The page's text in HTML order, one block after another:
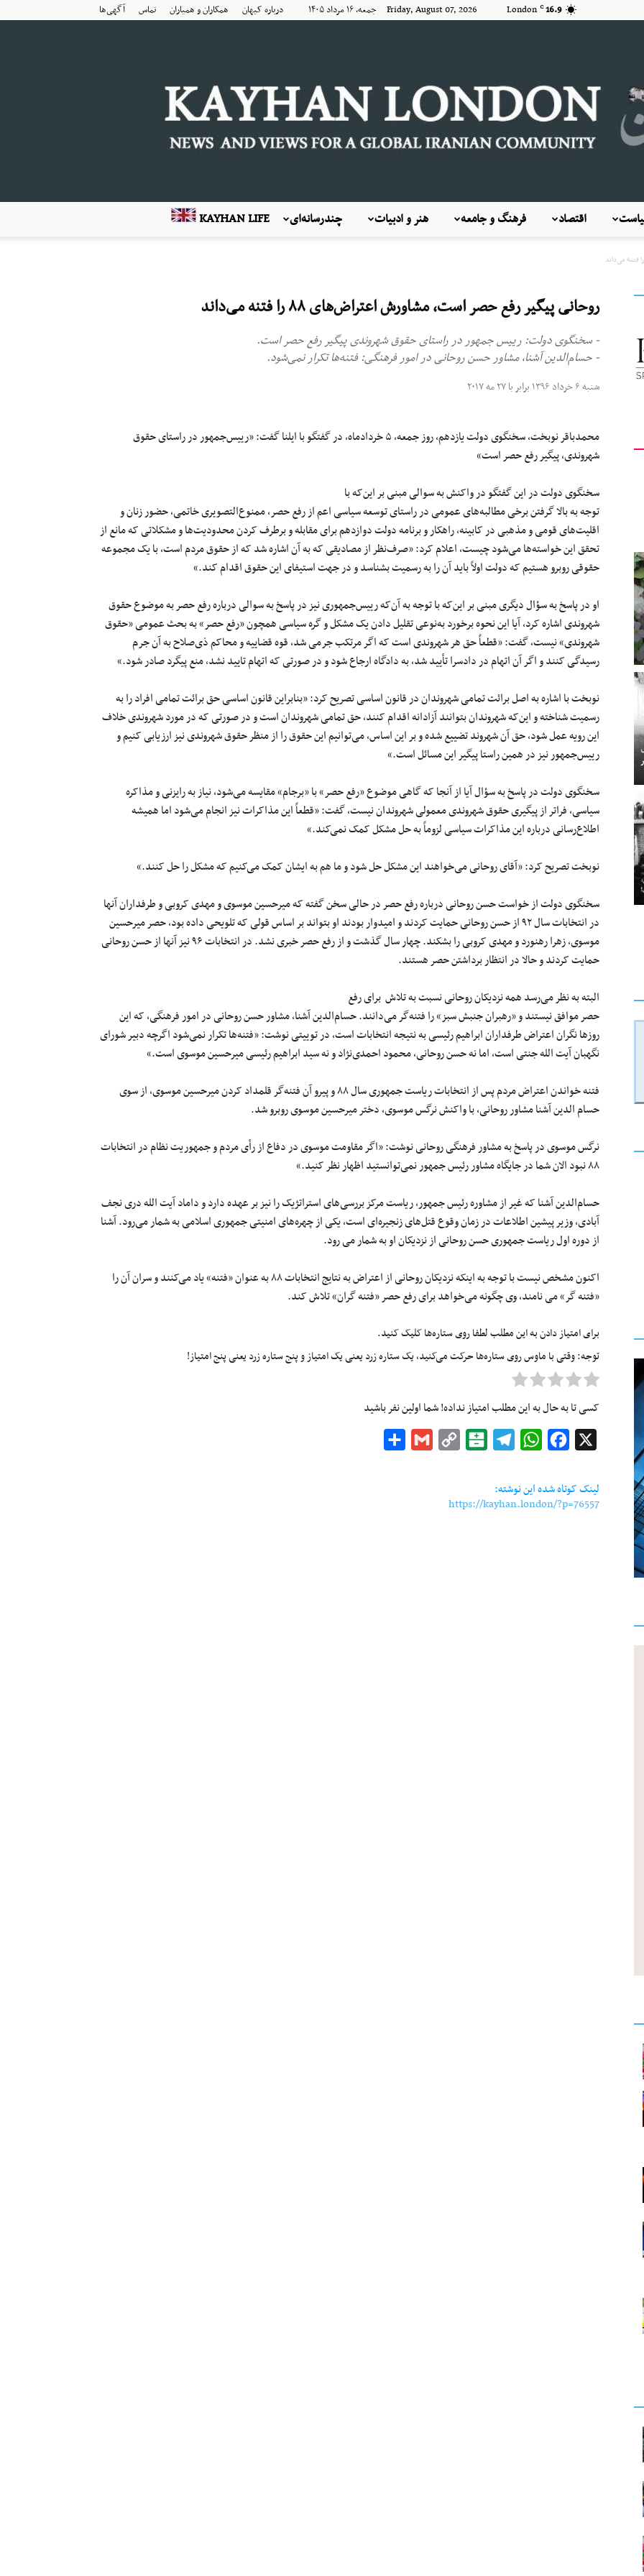
16.9
C
London Friday, August 07, 2026 جمعه, ۱۶ مرداد ۱۴۰۵ درباره کیهان همکاران و همیاران تماس آگهی‌ها
کیهان
لندن
KAYHAN LIFE چندرسانه‌ای هنر و ادبیات فرهنگ و جامعه اقتصاد
روحانی پیگیر رفع حصر است، مشاورش اعتراض‌های ۸۸ را فتنه می‌داند
- سخنگوی دولت: رییس‌ جمهور در راستای حقوق شهروندی پیگیر رفع حصر است.
- حسام‌الدین آشنا، مشاور حسن روحانی در امور فرهنگی: فتنه‌ها تکرار نمی‌شود.
شنبه ۶ خرداد ۱۳۹۶ برابر با ۲۷ مه ۲۰۱۷
محمدباقر نوبخت، سخنگوی دولتیازدهم
، روز جمعه، ۵ خردادماه، در گفتگو با ایلنا گفت: «رییس‌جمهور در راستای حقوق
شهروندی، پیگیر رفع حصر است»
سخنگوی دولت در این گفتگو در واکنش بهسوالیمبنی بر این‌کهبا
توجهبه بالا گرفتن برخی مطالبه‌های عمومی در راستای توسعه سیاسی اعم از رفع حصر، ممنوع‌التصویری خاتمی، حضور زنان و
اقلیت‌های قومی و مذهبی در کابینه، راهکار و برنامه دولتدوازدهمبرای مقابله و برطرف کردن محدودیت‌ها و مشکلاتی که مانع از
تحقق این خواسته‌ها می‌شود چیست، اعلام کرد: «صرف‌نظر از مصادیقی که به آن اشاره شد که از حقوق مردم است، بایکمجموعه
حقوقی روبرو هستیم که دولت اولاً باید آن را به رسمیت بشناسد و در جهت استیفای این حقوق اقدام کند.»
او در پاسخ بهسؤالدیگری مبنی بر این‌کهبا توجهبه آن‌که رییس‌جمهوری نیز در پاسخ بهسوالیدرباره رفع حصر به موضوع حقوق
شهروندی اشاره کرد، آیا این نحوه برخورد به‌نوعی تقلیل دادنیکمشکل و گره سیاسی همچون «رفع حصر» به بحث عمومی «حقوق
شهروندی» نیست، گفت: «قطعاً حق هر شهروندی است که اگر مرتکب جرمی شد، قوه قضاییه و محاکم ذی‌صلاح به آن جرم
رسیدگی کنند و اگر آن اتهام در دادسراتأییدشد، به دادگاه ارجاع شود ودر صورتیکهاتهامتاییدنشد، منع پیگرد صادر شود.»
نوبخت با اشاره به اصل برائت تمامی شهروندان در قانون اساسی تصریح کرد: «بنابراینقانون اساسی حق برائت تمامی افراد را به
رسمیت شناخته و این‌که شهروندان بتوانند آزادانه اقدام کنند، حق تمامی شهروندان است ودر صورتیکهدر موردشهروندی خلاف
این رویه عمل شود، حق آن شهروندتضییعشدهو بر این اساس، می‌توانیم این حقوق را از منظر حقوق شهروندی نیز ارزیابی کنیم و
رییس‌جمهور نیز در همین راستا پیگیر این مسائل است.»
سخنگوی دولت در پاسخ بهسؤالآیا ازآنجاکه گاهی موضوع «رفع حصر» با «برجام»‌ مقایسه می‌شود، نیاز به رایزنی و مذاکره
سیاسی، فراتر از پیگیری حقوق شهروندی معمولی شهروندان نیست، گفت: «قطعاً این مذاکرات نیز انجام می‌شود اما همیشه
اطلاع‌رسانی درباره این مذاکرات سیاسی لزوماً به حل مشکل کمک نمی‌کند.»
نوبخت تصریح کرد: «آقای روحانی می‌خواهند این مشکل حل شود و ما هم به ایشان کمک می‌کنیم که مشکل را حل کنند.»
سخنگوی دولت از خواست حسن روحانی درباره رفع حصر در حالی سخن گفته که میرحسین موسوی و مهدی کروبی و طرفداران آنها
در انتخابات سال۹۲از حسن روحانی حمایت کردند و امیدوار بودند او بتواند بر اساس قولی که تلویحی داده بود، حصر میرحسین
موسوی، زهرا رهنورد و مهدی کروبی را بشکند. چهار سال گذشت و از رفع حصر خبری نشد. در انتخابات ۹۶ نیز آنها از حسن روحانی
حمایت کردند و حالا در انتظار برداشتن حصر هستند.
البته به نظرمی‌رسدهمه نزدیکان روحانی نسبت به تلاش برای رفع
حصر موافق نیستند و «رهبران جنبش سبز» رافتنه‌گرمی‌دانند.حسام‌الدینآشنا، مشاور حسن روحانی در امور فرهنگی، که این
روزها نگران اعتراض طرفداران ابراهیم رئیسی به نتیجه انتخابات است، درتوییتینوشت: «فتنه‌ها تکرارنمی‌شوداگرچه دبیر شورای
نگهبانآیتاللهجنتی است، امانهحسن روحانی، محمود احمدی‌نژاد ونهسید ابراهیمرئیسی میرحسین موسوی است.»
فتنه خواندن اعتراض مردم پس از انتخابات ریاست جمهوری سال۸۸و پیرو آنفتنه‌گرقلمداد کردن میرحسین موسوی، از سوی
حسام الدین آشنا مشاور روحانی، با واکنش نرگس موسوی، دخترمیرحسینموسوی روبرو شد.
نرگس موسوی در پاسخ به مشاور فرهنگی روحانی نوشت: «اگر مقاومت موسوی در دفاع ازرأیمردم و جمهوریت نظام در انتخابات
۸۸نبود الان شما در جایگاه مشاوررئیسجمهورنمی‌توانستیداظهارنظرکنید.»
حسام‌الدینآشنا که غیر از مشاورهرئیسجمهور، ریاست مرکز بررسی‌های استراتژیک را نیز بر عهده دارد و دامادآیتاللهدرینجف
آبادی، وزیر پیشین اطلاعات در زمان وقوعقتل‌هایزنجیره‌ایاست، یکی ازچهره‌هایامنیتی جمهوری اسلامی به شمارمی‌رود. آشنا
از دورهاولریاست جمهوری حسن روحانی از نزدیکان او به شمار می رود.
اکنون مشخص نیست با توجه به اینکه نزدیکان روحانی از اعتراض به نتایج انتخابات۸۸بهعنوان«فتنه» یادمی‌کنند و سران آن را
«فتنه گر» می نامند، ویچگونهمی‌خواهدبرای رفع حصر «فتنه گران» تلاش کند.
برای امتیاز دادن به این مطلب لطفا روی ستاره‌ها کلیک کنید.
توجه: وقتی با ماوس روی ستاره‌ها حرکت می‌کنید، یک ستاره زرد یعنی یک امتیاز و پنج ستاره زرد یعنی پنج امتیاز!
کسی تا به حال به این مطلب امتیاز نداده! شما اولین نفر باشید
Facebook
WhatsApp
Telegram
Balatarin
Copy
Gmail
لینک کوتاه شده این نوشته:
https://kayhan.london/?p=76557